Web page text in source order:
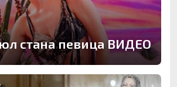
стана певица ВИДЕО